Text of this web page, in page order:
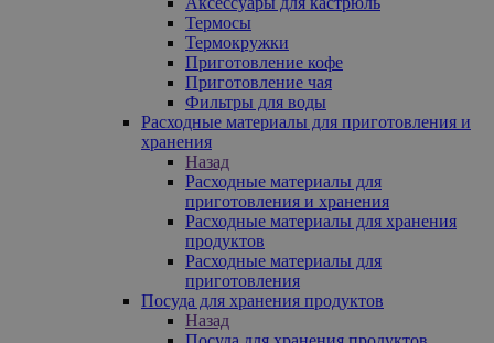
Термосы
Термокружки
Приготовление кофе
Приготовление чая
Фильтры для воды
Расходные материалы для приготовления и
хранения
Назад
Расходные материалы для
приготовления и хранения
Расходные материалы для хранения
продуктов
Расходные материалы для
приготовления
Посуда для хранения продуктов
Назад